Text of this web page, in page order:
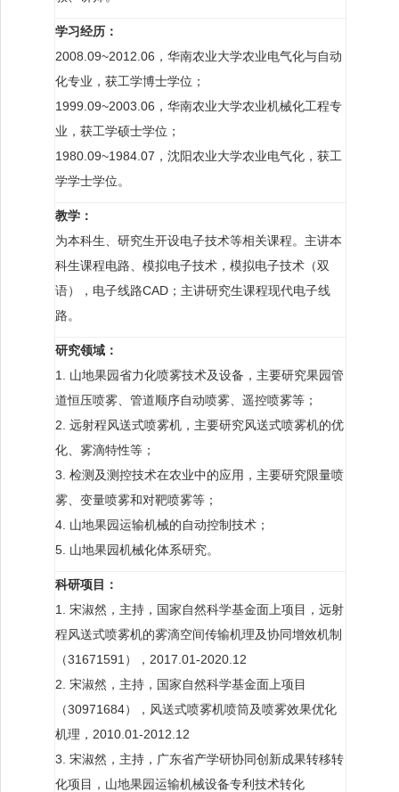
学习经历：
2008.09~2012.06，华南农业大学农业电气化与自动
化专业，获工学博士学位；
1999.09~2003.06，华南农业大学农业机械化工程专
业，获工学硕士学位；
1980.09~1984.07，沈阳农业大学农业电气化，获工
学学士学位。
教学：
为本科生、研究生开设电子技术等相关课程。主讲本
科生课程电路、模拟电子技术，模拟电子技术（双
语），电子线路CAD；主讲研究生课程现代电子线
路。
研究领域：
1. 山地果园省力化喷雾技术及设备，主要研究果园管
道恒压喷雾、管道顺序自动喷雾、遥控喷雾等；
2. 远射程风送式喷雾机，主要研究风送式喷雾机的优
化、雾滴特性等；
3. 检测及测控技术在农业中的应用，主要研究限量喷
雾、变量喷雾和对靶喷雾等；
4. 山地果园运输机械的自动控制技术；
5. 山地果园机械化体系研究。
科研项目：
1. 宋淑然，主持，国家自然科学基金面上项目，远射
程风送式喷雾机的雾滴空间传输机理及协同增效机制
（31671591），2017.01-2020.12
2. 宋淑然，主持，国家自然科学基金面上项目
（30971684），风送式喷雾机喷筒及喷雾效果优化
机理，2010.01-2012.12
3. 宋淑然，主持，广东省产学研协同创新成果转移转
化项目，山地果园运输机械设备专利技术转化